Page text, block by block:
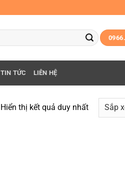
TIN TỨC LIÊN HỆ
Hiển thị kết quả duy nhất